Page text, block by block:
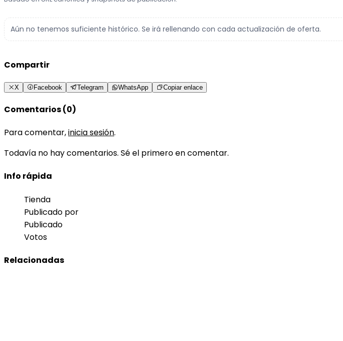
Aún no tenemos suficiente histórico. Se irá rellenando con cada actualización de oferta.
Compartir
X Facebook Telegram WhatsApp Copiar enlace
Comentarios (0)
Para comentar,inicia sesión.
Todavía no hay comentarios. Sé el primero en comentar.
Info rápida
Tienda
Publicado por
Publicado
Votos
Relacionadas